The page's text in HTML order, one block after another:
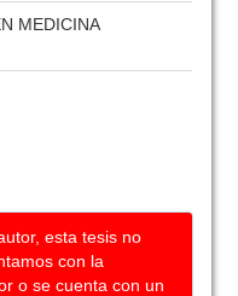
MEDICINA
esta tesis no
con la
o se cuenta con un